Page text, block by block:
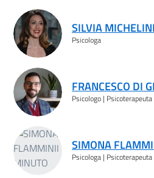
SILVIA MICHELINI
Psicologa
FRANCESCO DI
Psicologo | Psicoterapeuta
SIMONA
Psicologa | Psicoterapeuta